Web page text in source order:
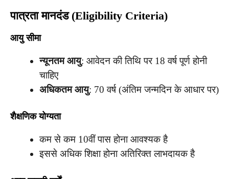
पात्रता मानदंड (Eligibility Criteria)
आयु सीमा
न्यूनतम आयु: आवेदन की तिथि पर 18 वर्ष पूर्ण होनी
चाहिए
अधिकतम आयु: 70 वर्ष (अंतिम जन्मदिन के आधार पर)
शैक्षणिक योग्यता
कम से कम 10वीं पास होना आवश्यक है
इससे अधिक शिक्षा होना अतिरिक्त लाभदायक है